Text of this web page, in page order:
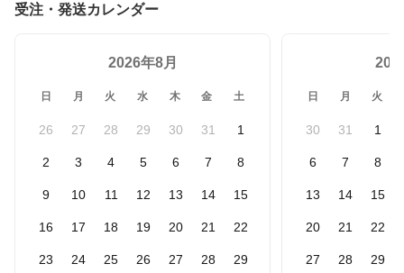
受注・発送カレンダー
2026年8月
日 月 火 水 木 金 土
26 27 28 29 30 31 1
2 3 4 5 6 7 8
9 10 11 12 13 14 15
16 17 18 19 20 21 22
23 24 25 26 27 28 29
日 月 火
30 31 1
6 7 8
13 14 15
20 21 22
27 28 29